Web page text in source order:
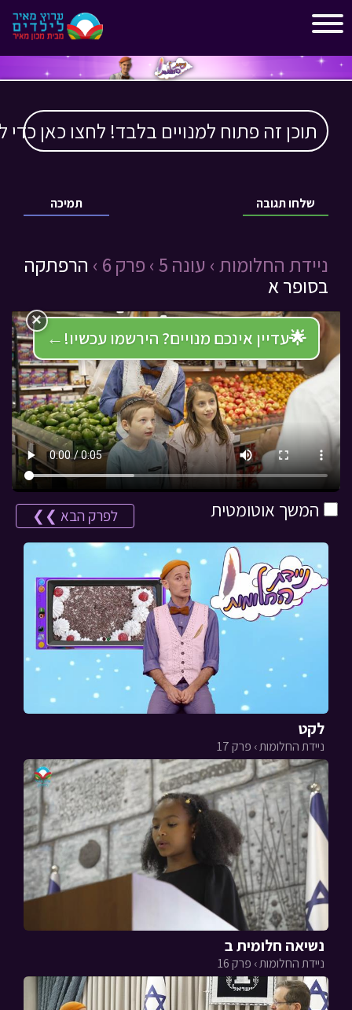
תוכן זה פתוח למנויים בלבד! לחצו כאן כדי
תמיכה שלחו תגובה
ניידת החלומות › עונה 5 › פרק 6 ›
הרפתקה
בסופר א
🌟עדיין אינכם מנויים? הירשמו עכשיו! ←
×
המשך אוטומטית לפרק הבא ❯❯
לקט
ניידת החלומות › פרק 17
נשיאה חלומית ב
ניידת החלומות › פרק 16